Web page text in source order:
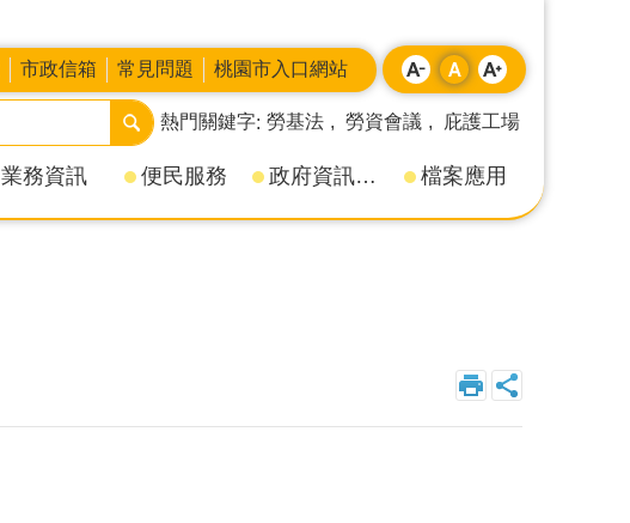
市政信箱 常見問題 桃園市入口網站
熱門關鍵字 勞基法 勞資會議 庇護工場
業務資訊 便民服務 政府資訊公開 檔案應用